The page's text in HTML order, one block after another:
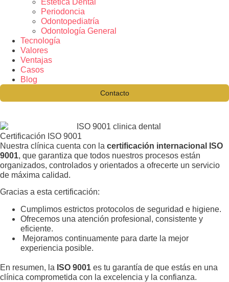
Periodoncia
Odontopediatría
Odontología General
Tecnología
Valores
Ventajas
Casos
Blog
Contacto
Certificación ISO 9001
Nuestra clínica cuenta con la certificación internacional ISO
9001, que garantiza que todos nuestros procesos están
organizados, controlados y orientados a ofrecerte un servicio
de máxima calidad.
Gracias a esta certificación:
Cumplimos estrictos protocolos de seguridad e higiene.
Ofrecemos una atención profesional, consistente y
eficiente.
Mejoramos continuamente para darte la mejor
experiencia posible.
En resumen, la ISO 9001 es tu garantía de que estás en una
clínica comprometida con la excelencia y la confianza.